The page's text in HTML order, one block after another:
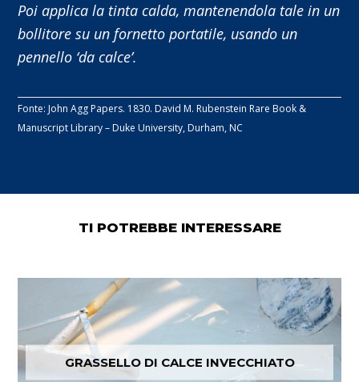
Poi applica la tinta calda, mantenendola tale in un
bollitore su un fornetto portatile, usando un
pennello ‘da calce’.
Fonte: John Agg Papers. 1830. David M. Rubenstein Rare Book &
Manuscript Library – Duke University, Durham, NC
TI POTREBBE INTERESSARE
GRASSELLO DI CALCE INVECCHIATO